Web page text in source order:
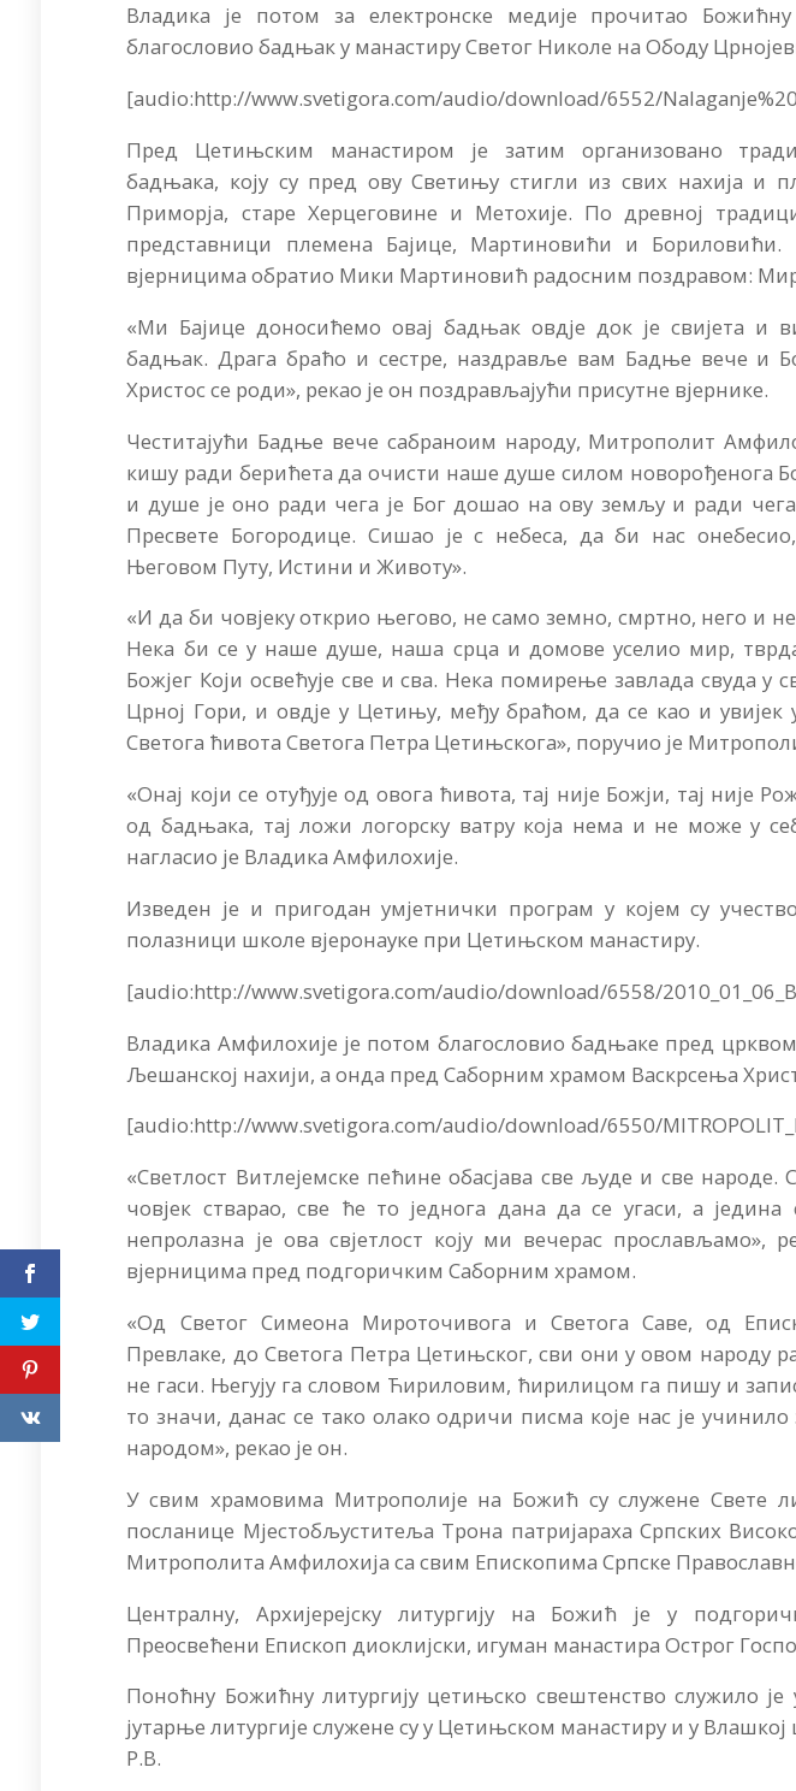
Владика је потом за електронске медије прочитао
благословио бадњак у манастиру Светог Николе на Ободу
[audio:http://www.svetigora.com/audio/download/6552/
Пред Цетињским манастиром је затим организовано
бадњака, коју су пред ову Светињу стигли из свих нахија и
Приморја, старе Херцеговине и Метохије. По древној
представници племена Бајице, Мартиновићи и
вјерницима обратио Мики Мартиновић радосним поздравом: Мир
«Ми Бајице доносићемо овај бадњак овдје док је свијета и
бадњак. Драга браћо и сестре, наздравље вам Бадње вече и
Христос се роди», рекао је он поздрављајући присутне вјернике.
Честитајући Бадње вече сабраноим народу, Митрополит
кишу ради берићета да очисти наше душе силом новорођенога
и душе је оно ради чега је Бог дошао на ову земљу и ради
Пресвете Богородице. Сишао је с небеса, да би нас
Његовом Путу, Истини и Животу».
«И да би човјеку открио његово, не само земно, смртно, него и
Нека би се у наше душе, наша срца и домове уселио мир,
Божјег Који освећује све и сва. Нека помирење завлада свуда у
Црној Гори, и овдје у Цетињу, међу браћом, да се као и увијек
Светога ћивота Светога Петра Цетињскога», поручио је
«Онај који се отуђује од овога ћивота, тај није Божји, тај није
од бадњака, тај ложи логорску ватру која нема и не може у
нагласио је Владика Амфилохије.
Изведен је и пригодан умјетнички програм у којем су
полазници школе вјеронауке при Цетињском манастиру.
[audio:http://www.svetigora.com/audio/download/6558/
Владика Амфилохије је потом благословио бадњаке пред
Љешанској нахији, а онда пред Саборним храмом Васкрсења
[audio:http://www.svetigora.com/audio/download/6550/
«Светлост Витлејемске пећине обасјава све људе и све народе.
човјек стварао, све ће то једнога дана да се угаси, а једина
непролазна је ова свјетлост коју ми вечерас прослављамо»,
вјерницима пред подгоричким Саборним храмом.
«Од Светог Симеона Мироточивога и Светога Саве, од
Превлаке, до Светога Петра Цетињског, сви они у овом народу
не гаси. Његују га словом Ћириловим, ћирилицом га пишу и
то значи, данас се тако олако одричи писма које нас је
народом», рекао је он.
У свим храмовима Митрополије на Божић су служене Свете
посланице Мјестобљуститеља Трона патријараха Српских
Митрополита Амфилохија са свим Епископима Српске
Централну, Архијерејску литургију на Божић је у
Преосвећени Епископ диоклијски, игуман манастира Острог
Поноћну Божићну литургију цетињско свештенство служило
јутарње литургије служене су у Цетињском манастиру и у Влашкој
Р.В.